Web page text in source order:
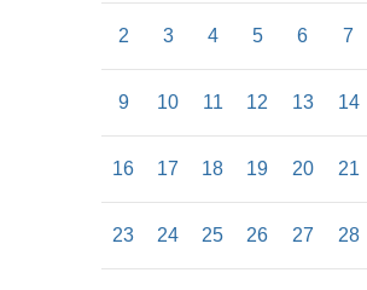
2 3 4 5 6 7
9 10 11 12 13 14
16 17 18 19 20 21
23 24 25 26 27 28